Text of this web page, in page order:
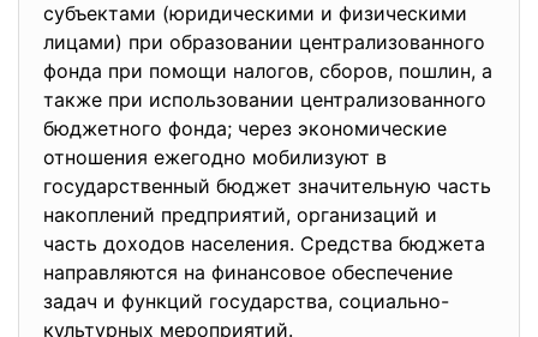
субъектами (юридическими и физическими
лицами) при образовании централизованного
фонда при помощи налогов, сборов, пошлин, а
также при использовании централизованного
бюджетного фонда; через экономические
отношения ежегодно мобилизуют в
государственный бюджет значительную часть
накоплений предприятий, организаций и
часть доходов населения. Средства бюджета
направляются на финансовое обеспечение
задач и функций государства, социально-
культурных мероприятий.